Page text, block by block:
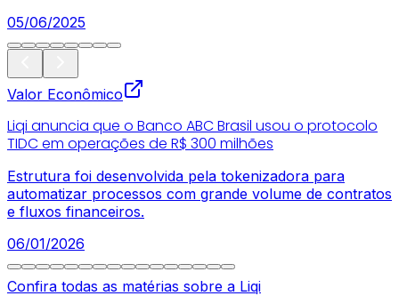
05/06/2025
Valor Econômico
Liqi anuncia que o Banco ABC Brasil usou o protocolo
TIDC em operações de R$ 300 milhões
Estrutura foi desenvolvida pela tokenizadora para
automatizar processos com grande volume de contratos
e fluxos financeiros.
06/01/2026
Confira todas as matérias sobre a Liqi